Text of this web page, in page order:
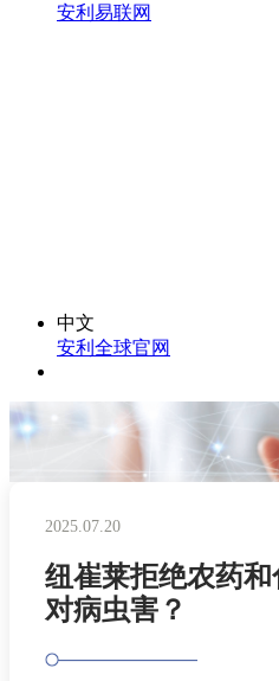
安利易联网
中文
安利全球官网
2025.07.20
纽崔莱拒绝农药
对病虫害？